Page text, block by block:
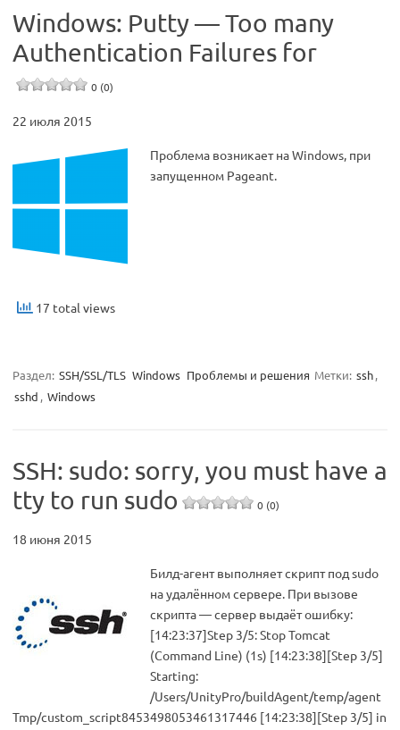
Windows: Putty — Too many
Authentication Failures for
0 (0)
22 июля 2015
Проблема возникает на Windows, при
запущенном Pageant.
17 total views
Раздел: SSH/SSL/TLS Windows Проблемы и решения Метки: ssh,
sshd , Windows
SSH: sudo: sorry, you must have a
tty to run sudo
0 (0)
18 июня 2015
Билд-агент выполняет скрипт под sudo
на удалённом сервере. При вызове
скрипта — сервер выдаёт ошибку:
[14:23:37]Step 3/5: Stop Tomcat
(Command Line) (1s) [14:23:38][Step 3/5]
Starting:
/Users/UnityPro/buildAgent/temp/agent
Tmp/custom_script8453498053461317446 [14:23:38][Step 3/5] in